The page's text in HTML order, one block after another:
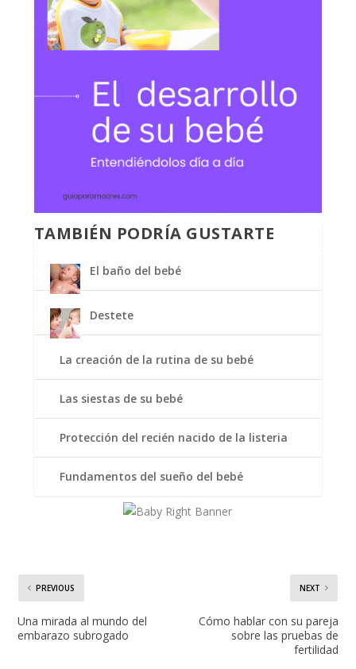
TAMBIÉN PODRÍA GUSTARTE
El baño del bebé
Destete
La creación de la rutina de su bebé
Las siestas de su bebé
Protección del recién nacido de la listeria
Fundamentos del sueño del bebé
PREVIOUS
Una mirada al mundo del
embarazo subrogado
NEXT
Cómo hablar con su pareja
sobre las pruebas de
fertilidad